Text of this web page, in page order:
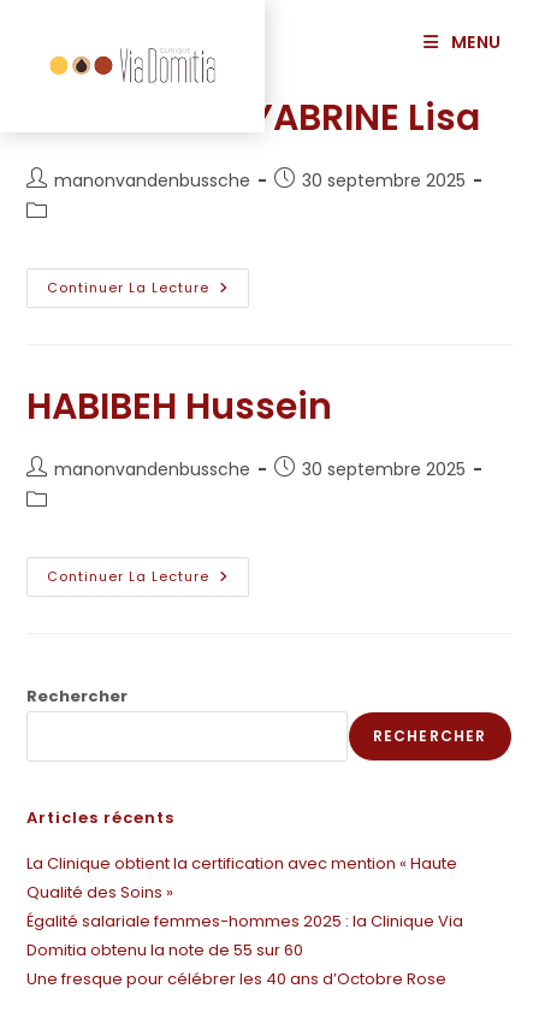
MENU
HACINA BOUYABRINE Lisa
manonvandenbussche 30 septembre 2025
Continuer La Lecture
HABIBEH Hussein
manonvandenbussche 30 septembre 2025
Continuer La Lecture
Rechercher
RECHERCHER
Articles récents
La Clinique obtient la certification avec mention « Haute
Qualité des Soins »
Égalité salariale femmes-hommes 2025 : la Clinique Via
Domitia obtenu la note de 55 sur 60
Une fresque pour célébrer les 40 ans d’Octobre Rose